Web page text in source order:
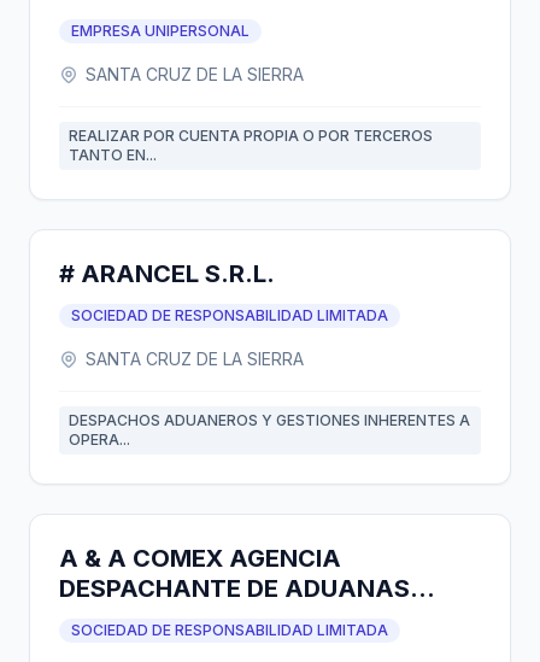
EMPRESA UNIPERSONAL
SANTA CRUZ DE LA SIERRA
REALIZAR POR CUENTA PROPIA O POR TERCEROS
TANTO EN...
# ARANCEL S.R.L.
SOCIEDAD DE RESPONSABILIDAD LIMITADA
SANTA CRUZ DE LA SIERRA
DESPACHOS ADUANEROS Y GESTIONES INHERENTES A
OPERA...
A & A COMEX AGENCIA
DESPACHANTE DE ADUANAS
S.R.L.
SOCIEDAD DE RESPONSABILIDAD LIMITADA